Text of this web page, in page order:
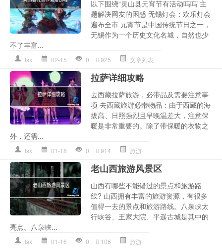
以下围绕“灵山县元宵节有活动吗吗”主
题解决网友的困惑 无锡灯会：欢乐灯会
遍布全市 元宵节是中国传统节日之一，
无锡作为一个历史文化名城，自然也少
不了丰富...
lsx 02-15 0 925 文章列表
拉萨详细攻略
去西藏拉萨旅游，必带品及需要注意事
项 去西藏旅游必带物品：由于西藏的海
拔高、日照强烈且早晚温差大，注意保
暖是非常重要的。除了带保暖的衣物之
外，还需...
lsx 01-18 0 914 旅游
老山西旅游风景区
山西有哪些不能错过的景点和旅游路
线? 山西拥有丰富的旅游资源，有很多
值得一去的景点和旅游路线。八泉峡太
行峡谷、王家大院、平遥古城是其中的
亮点。八泉峡...
lsx 01-16 0 106 旅游